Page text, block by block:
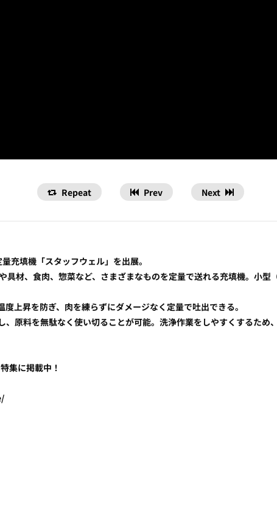
Repeat Prev Next
充填機「スタッフウェル」を出展。
具材、食肉、惣菜など、さまざまなものを定量で送れる充填機。小
上昇を防ぎ、肉を練らずにダメージなく定量で吐出できる。
、原料を無駄なく使い切ることが可能。洗浄作業をしやすくするた
集に掲載中！